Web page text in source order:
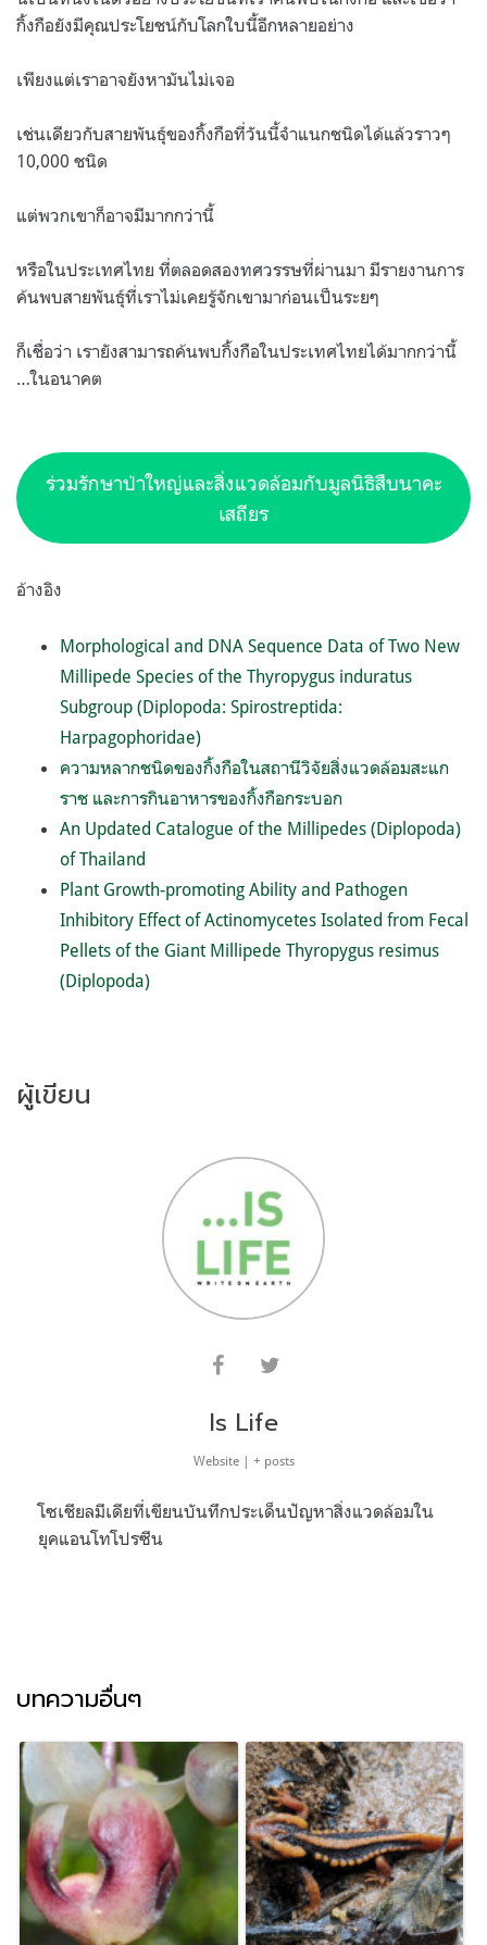
กิ้งกือยังมีคุณประโยชน์กับโลกใบนี้อีกหลายอย่าง
เพียงแต่เราอาจยังหามันไม่เจอ
เช่นเดียวกับสายพันธุ์ของกิ้งกือที่วันนี้จำแนกชนิดได้แล้วราวๆ
10,000 ชนิด
แต่พวกเขาก็อาจมีมากกว่านี้
หรือในประเทศไทย ที่ตลอดสองทศวรรษที่ผ่านมา มีรายงานการ
ค้นพบสายพันธุ์ที่เราไม่เคยรู้จักเขามาก่อนเป็นระยๆ
ก็เชื่อว่า เรายังสามารถค้นพบกิ้งกือในประเทศไทยได้มากกว่านี้
…ในอนาคต
ร่วมรักษาป่าใหญ่และสิ่งแวดล้อมกับมูลนิธิสืบนาคะ
เสถียร
อ้างอิง
Morphological and DNA Sequence Data of Two New
Millipede Species of the Thyropygus induratus
Subgroup (Diplopoda: Spirostreptida:
Harpagophoridae)
ความหลากชนิดของกิ้งกือในสถานีวิจัยสิ่งแวดล้อมสะแก
ราช และการกินอาหารของกิ้งกือกระบอก
An Updated Catalogue of the Millipedes (Diplopoda)
of Thailand
Plant Growth-promoting Ability and Pathogen
Inhibitory Effect of Actinomycetes Isolated from Fecal
Pellets of the Giant Millipede Thyropygus resimus
(Diplopoda)
ผู้เขียน
Is Life
Website | + posts
โซเชียลมีเดียที่เขียนบันทึกประเด็นปัญหาสิ่งแวดล้อมใน
ยุคแอนโทโปรซีน
บทความอื่นๆ